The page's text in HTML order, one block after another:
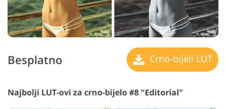
Besplatno Crno-bijeli LUT
Najbolji LUT-ovi za crno-bijelo #8 "Editorial"